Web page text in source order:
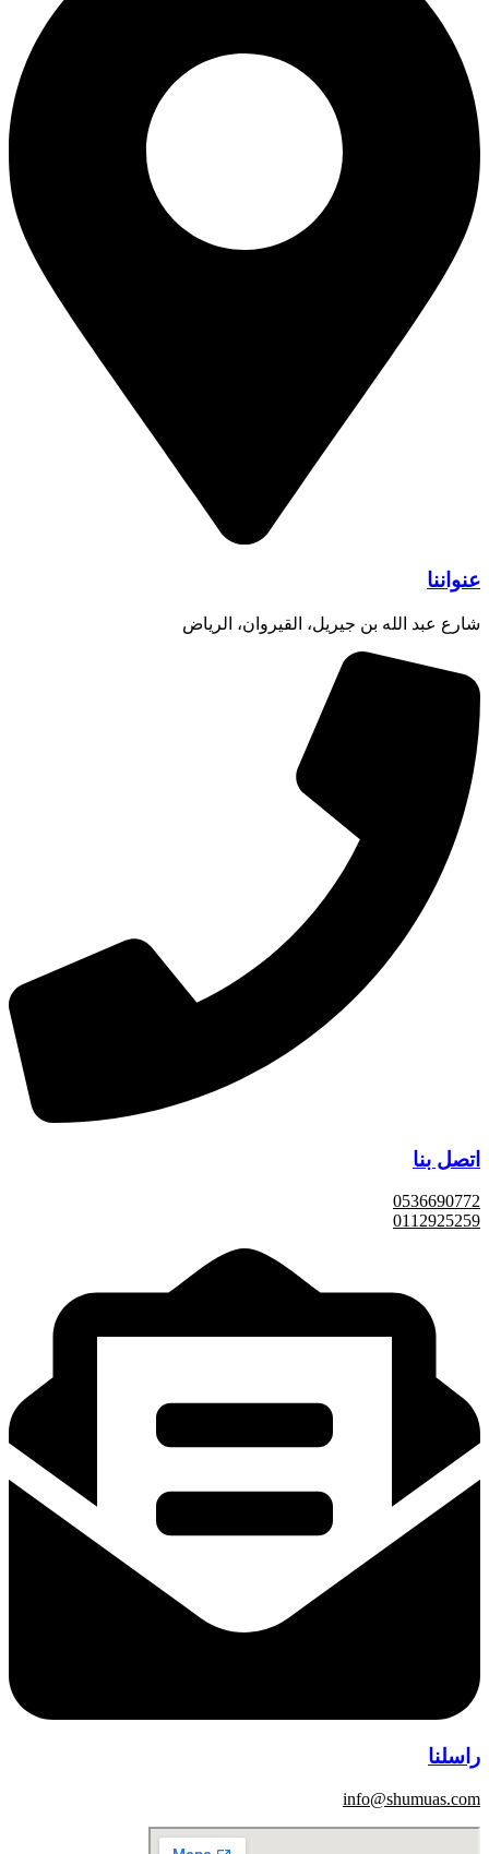
عنواننا
شارع عبد الله بن جيريل، القيروان، الرياض
اتصل بنا
0536690772
0112925259
راسلنا
info@shumuas.com